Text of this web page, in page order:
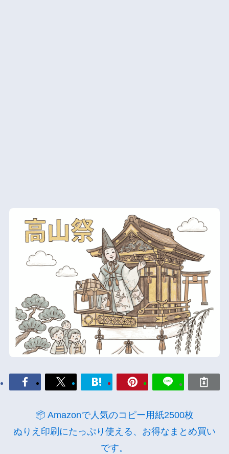
📦 Amazonで人気のコピー用紙2500枚
ぬりえ印刷にたっぷり使える、お得なまとめ買い
です。